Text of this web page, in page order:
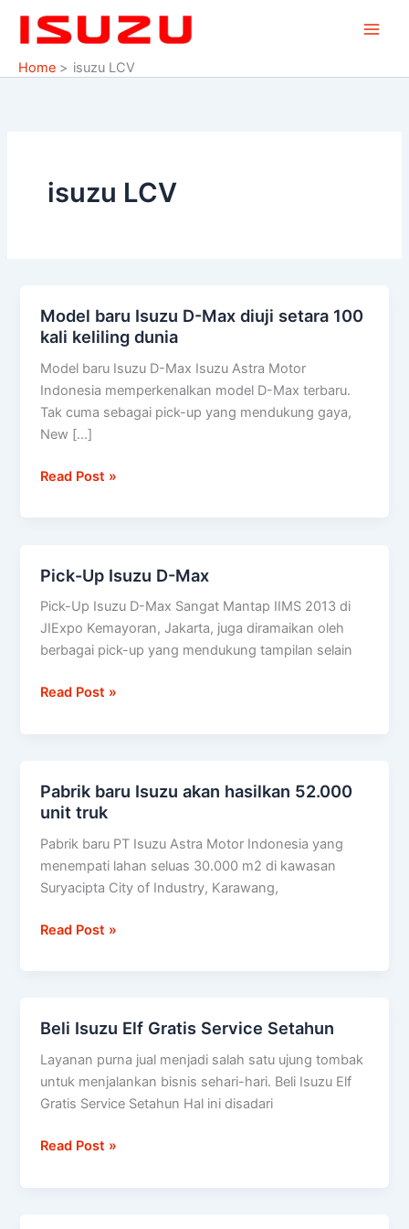
Home
isuzu LCV
isuzu LCV
Model baru Isuzu D-Max diuji setara 100
kali keliling dunia
Model baru Isuzu D-Max Isuzu Astra Motor
Indonesia memperkenalkan model D-Max terbaru.
Tak cuma sebagai pick-up yang mendukung gaya,
New […]
Model
baru
Isuzu
D-
Max
diuji
100
Read Post »
Pick-Up Isuzu D-Max
Pick-Up Isuzu D-Max Sangat Mantap IIMS 2013 di
JIExpo Kemayoran, Jakarta, juga diramaikan oleh
berbagai pick-up yang mendukung tampilan selain
Pick-
Read Post »
Pabrik baru Isuzu akan hasilkan 52.000
unit truk
Pabrik baru PT Isuzu Astra Motor Indonesia yang
menempati lahan seluas 30.000 m2 di kawasan
Suryacipta City of Industry, Karawang,
Pabrik
baru
Isuzu
hasilkan
52.000
unit
Read Post »
Beli Isuzu Elf Gratis Service Setahun
Layanan purna jual menjadi salah satu ujung tombak
untuk menjalankan bisnis sehari-hari. Beli Isuzu Elf
Gratis Service Setahun Hal ini disadari
Beli
Elf
Setahun
Read Post »